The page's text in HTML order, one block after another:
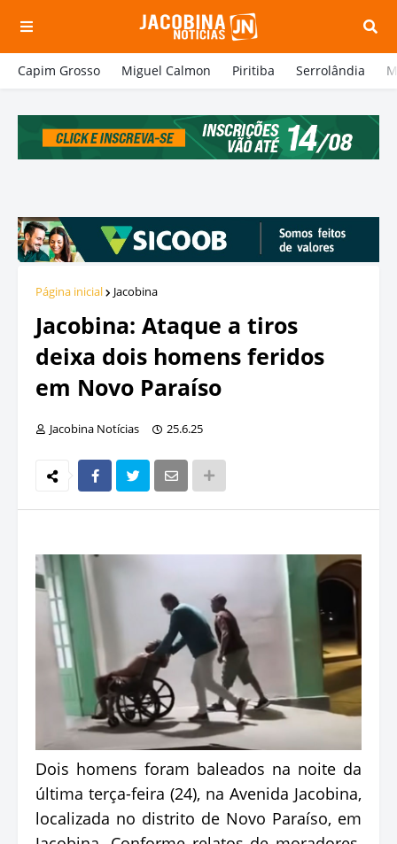
Capim Grosso Miguel Calmon Piritiba Serrolândia
Página inicial Jacobina
Jacobina: Ataque a tiros
deixa dois homens feridos
em Novo Paraíso
Jacobina Notícias 25.6.25
Dois homens foram baleados na noite da
última terça-feira (24), na Avenida Jacobina,
localizada no distrito de Novo Paraíso, em